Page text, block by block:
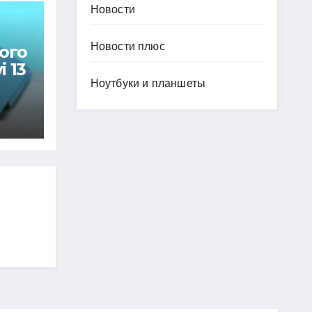
13
Новости
Новости плюс
Ноутбуки и планшеты